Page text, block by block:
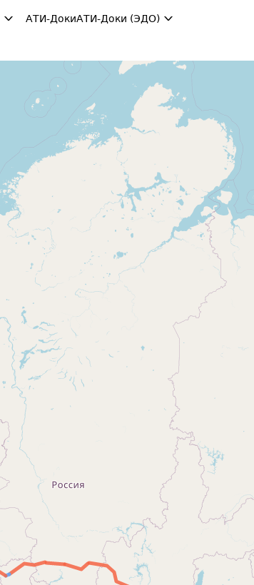
АТИ-ДокиАТИ-Доки (ЭДО)